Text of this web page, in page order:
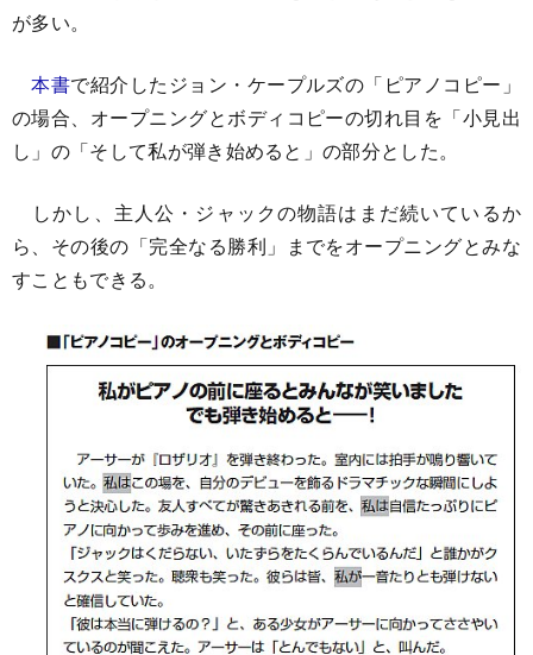
が多い。
本書で紹介したジョン・ケープルズの「ピアノコピー」
の場合、オープニングとボディコピーの切れ目を「小見出
し」の「そして私が弾き始めると」の部分とした。
しかし、主人公・ジャックの物語はまだ続いているか
ら、その後の「完全なる勝利」までをオープニングとみな
すこともできる。